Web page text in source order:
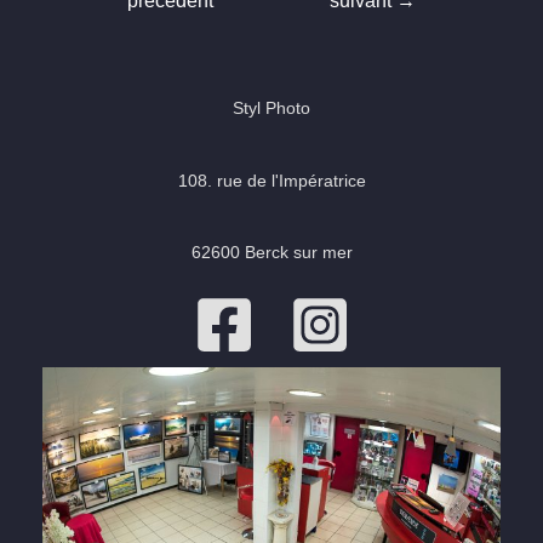
Styl Photo
108. rue de l'Impératrice
62600 Berck sur mer